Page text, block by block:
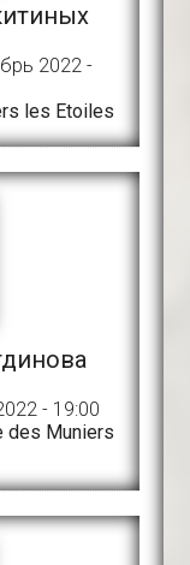
2022 -
les Etoiles
- 19:00
des Muniers